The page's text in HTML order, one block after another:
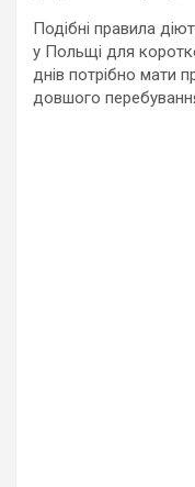
Подібні правила
у Польщі для
днів потрібно мати
довшого